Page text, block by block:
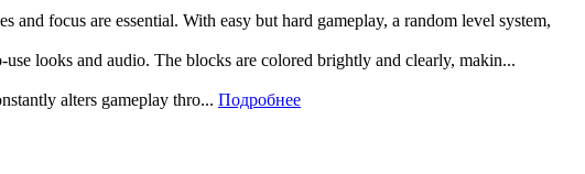
and focus are essential. With easy but hard gameplay, a random level system,
looks and audio. The blocks are colored brightly and clearly, makin...
alters gameplay thro... Подробнее